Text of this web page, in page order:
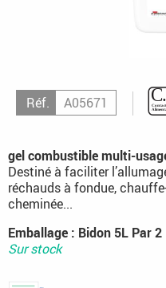
Réf. A05671
gel combustible multi-
Destiné à faciliter
réchauds à fondue,
cheminée...
Emballage : Bidon 5L Par 2
Sur stock